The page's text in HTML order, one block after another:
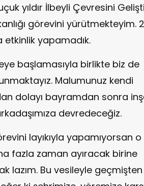
yıldır İlbeyli Çevresini
görevini yürütmekteyim. 2
etkinlik yapamadık.
başlamasıyla birlikte biz de
Malumunuz kendi
dolayı bayramdan sonra
devredeceğiz.
layıkıyla yapamıyorsan o
fazla zaman ayıracak birine
lazım. Bu vesileyle geçmişten